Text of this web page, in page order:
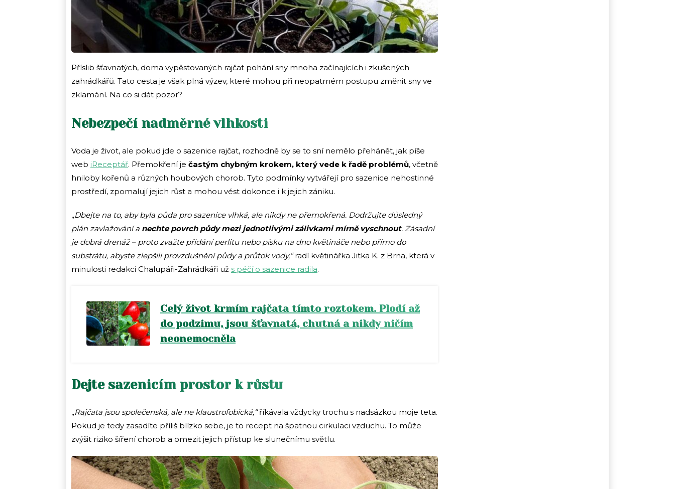
i
Příslib šťavnatých, doma vypěstovaných rajčat pohání sny mnoha začínajících i zkušených
zahrádkářů. Tato cesta je však plná výzev, které mohou při neopatrném postupu změnit sny ve
zklamání. Na co si dát pozor?
Nebezpečí nadměrné vlhkosti
Voda je život, ale pokud jde o sazenice rajčat, rozhodně by se to sní nemělo přehánět, jak píše
web iReceptář. Přemokření je častým chybným krokem, který vede k řadě problémů, včetně
hniloby kořenů a různých houbových chorob. Tyto podmínky vytvářejí pro sazenice nehostinné
prostředí, zpomalují jejich růst a mohou vést dokonce i k jejich zániku.
„Dbejte na to, aby byla půda pro sazenice vlhká, ale nikdy ne přemokřená. Dodržujte důsledný
plán zavlažování a nechte povrch půdy mezi jednotlivými zálivkami mírně vyschnout. Zásadní
je dobrá drenáž – proto zvažte přidání perlitu nebo písku na dno květináče nebo přímo do
substrátu, abyste zlepšili provzdušnění půdy a průtok vody,“radí květinářka Jitka K. z Brna, která v
minulosti redakci Chalupáři-Zahrádkáři už s péčí o sazenice radila.
Celý život krmím rajčata tímto roztokem. Plodí až
do podzimu, jsou šťavnatá, chutná a nikdy ničím
neonemocněla
Dejte sazenicím prostor k růstu
„Rajčata jsou společenská, ale ne klaustrofobická,“říkávala vždycky trochu s nadsázkou moje teta.
Pokud je tedy zasadíte příliš blízko sebe, je to recept na špatnou cirkulaci vzduchu. To může
zvýšit riziko šíření chorob a omezit jejich přístup ke slunečnímu světlu.